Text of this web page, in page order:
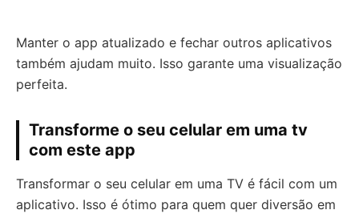
Manter o app atualizado e fechar outros aplicativos
também ajudam muito. Isso garante uma visualização
perfeita.
Transforme o seu celular em uma tv
com este app
Transformar o seu celular em uma TV é fácil com um
aplicativo. Isso é ótimo para quem quer diversão em